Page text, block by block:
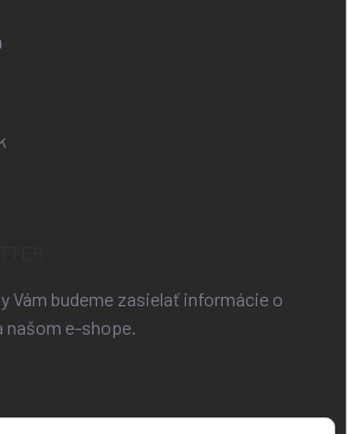
Vám budeme zasielať informácie o
našom e-shope.